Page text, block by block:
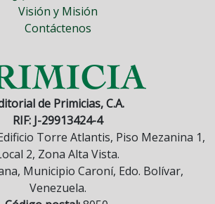
Visión y Misión
Contáctenos
de Primicias, C.A.
RIF: J-29913424-4
Torre Atlantis, Piso Mezanina 1,
2, Zona Alta Vista.
Municipio Caroní, Edo. Bolívar,
Venezuela.